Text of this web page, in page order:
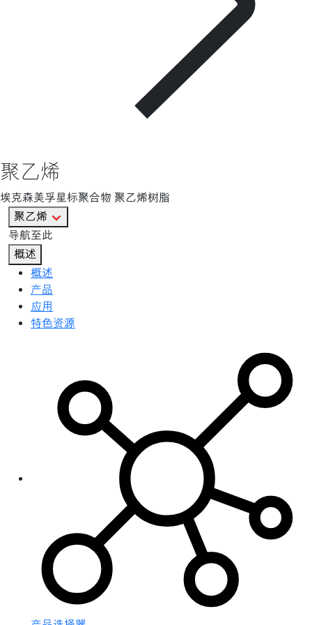
聚乙烯
埃克森美孚星标聚合物 聚乙烯树脂
聚乙烯
导航至此
概述
概述
产品
应用
特色资源